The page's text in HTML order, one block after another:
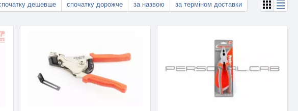
дешевше спочатку дорожче за назвою за терміном доставки